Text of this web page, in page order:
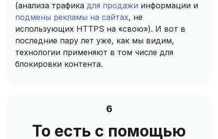
(анализа трафика для продажи информации и
подмены рекламы на сайтах, не
использующих HTTPS на «свою»). И вот в
последние пару лет уже, как мы видим,
технологии применяют в том числе для
блокировки контента.
6
То есть с помощью